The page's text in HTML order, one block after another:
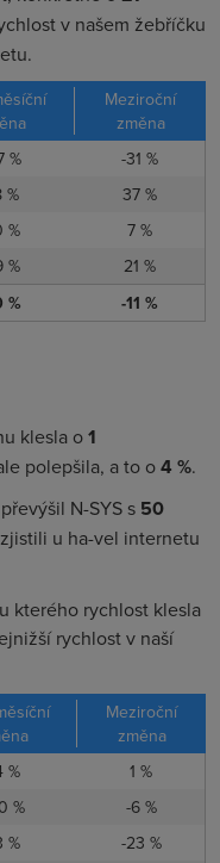
v našem žebříčku
Meziroční
změna
%
-31 %
%
37 %
%
7 %
%
21 %
% -11 %
klesla o1
polepšila, a to o4 %.
N-SYS s 50
u ha-vel internetu
kterého rychlost klesla
rychlost v naší
Meziroční
změna
%
1 %
%
-6 %
%
-23 %